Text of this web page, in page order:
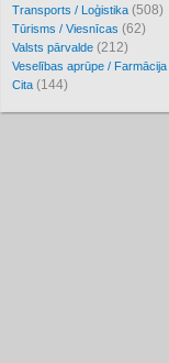
Transports / Loģistika (508)
Tūrisms / Viesnīcas (62)
Valsts pārvalde (212)
Veselības aprūpe / Farmācija
Cita (144)